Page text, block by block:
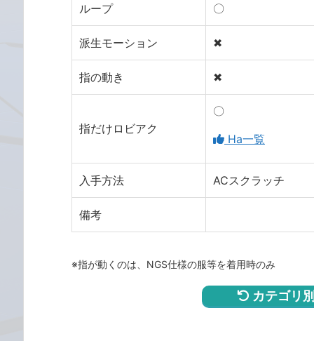
ループ 〇
派生モーション ✖
指の動き ✖
指だけロビアク
〇
Ha一覧
入手方法 ACスクラッチ
備考
※指が動くのは、NGS仕様の服等を着用時のみ
カテゴリ